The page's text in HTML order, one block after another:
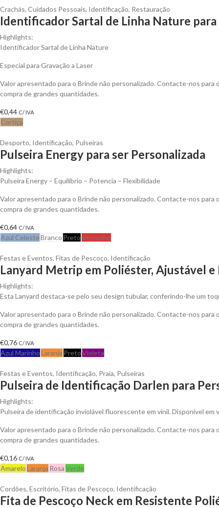
Crachás, Cuidados Pessoais, Identificação, Restauração
Identificador Sartal de Linha Nature
Highlights:
Identificador Sartal de Linha Nature
Especial para Gravação a Laser
Valor apresentado para o Brinde não personalizado. Contacte-nos para
compra de grandes quantidades.
€0,44 C/ IVA
Cortiça
Desporto, Identificação, Pulseiras
Pulseira Energy para ser Personalizada
Highlights:
Pulseira Energy – Equilíbrio – Potencia – Flexibilidade
Valor apresentado para o Brinde não personalizado. Contacte-nos para
compra de grandes quantidades.
€0,64 C/ IVA
Azul CelesteBranco PretoVermelho
Festas e Eventos, Fitas de Pescoço, Identificação
Lanyard Metrip em Poliéster, Ajustável
Highlights:
Esta Lanyard destaca-se pelo seu design tubular, conferindo-lhe um
Valor apresentado para o Brinde não personalizado. Contacte-nos para
compra de grandes quantidades.
€0,76 C/ IVA
Azul MarinhoLaranja PretoVioleta
Festas e Eventos, Identificação, Praia, Pulseiras
Pulseira de Identificação Darlen para
Highlights:
Pulseira de identificação inviolável fluorescente em vinil. Disponível em
Valor apresentado para o Brinde não personalizado. Contacte-nos para
compra de grandes quantidades.
€0,16 C/ IVA
AmareloLaranja RosaVerde
Cordões, Escritório, Fitas de Pescoço, Identificação
Fita de Pescoço Neck em Resistente